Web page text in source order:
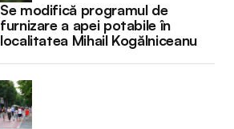
Se modifică programul de
furnizare a apei potabile în
localitatea Mihail Kogălniceanu